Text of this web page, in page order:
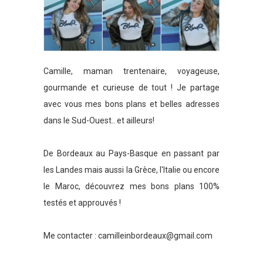
Camille, maman trentenaire, voyageuse,
gourmande et curieuse de tout ! Je partage
avec vous mes bons plans et belles adresses
dans le Sud-Ouest.. et ailleurs!
De Bordeaux au Pays-Basque en passant par
les Landes mais aussi la Grèce, l'Italie ou encore
le Maroc, découvrez mes bons plans 100%
testés et approuvés !
Me contacter : camilleinbordeaux@gmail.com